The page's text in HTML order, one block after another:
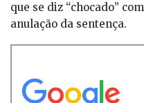
que se diz “chocado”
anulação da sentença.